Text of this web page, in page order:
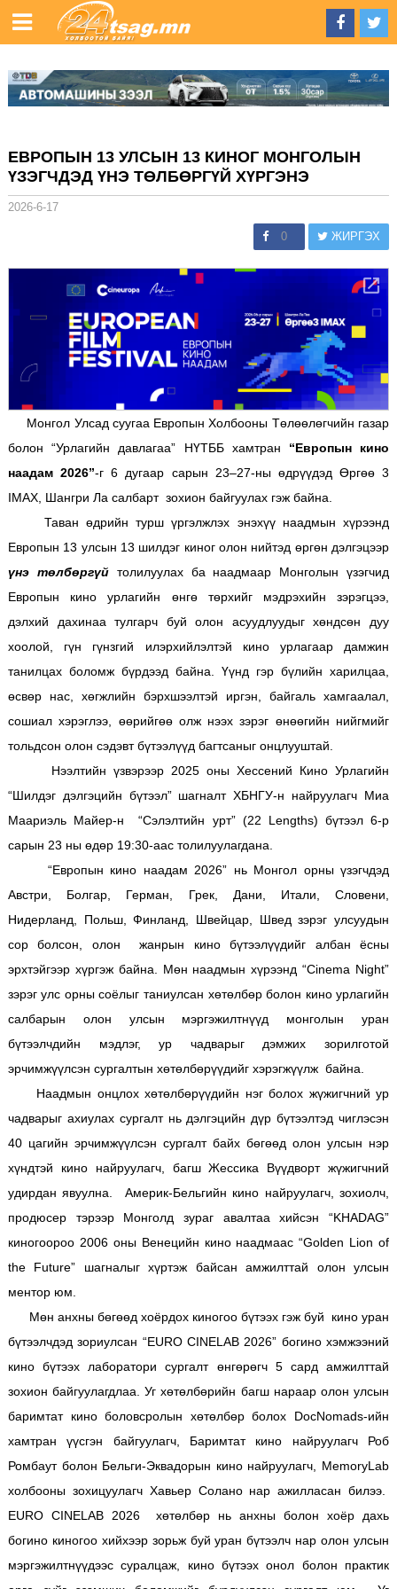
ЕВРОПЫН 13 УЛСЫН 13 КИНОГ МОНГОЛЫН
ҮЗЭГЧДЭД ҮНЭ ТӨЛБӨРГҮЙ ХҮРГЭНЭ
2026-6-17
0 ЖИРГЭХ
Монгол Улсад суугаа Европын Холбооны Төлөөлөгчийн газар
болон “Урлагийн давлагаа” НҮТББ хамтран “Европын кино
наадам 2026”-г 6 дугаар сарын 23–27-ны өдрүүдэд Өргөө 3
IMAX, Шангри Ла салбарт зохион байгуулах гэж байна.
Таван өдрийн турш үргэлжлэх энэхүү наадмын хүрээнд
Европын 13 улсын 13 шилдэг киног олон нийтэд өргөн дэлгэцээр
үнэ төлбөргүй толилуулах ба наадмаар Монголын үзэгчид
Европын кино урлагийн өнгө төрхийг мэдрэхийн зэрэгцээ,
дэлхий дахинаа тулгарч буй олон асуудлуудыг хөндсөн дуу
хоолой, гүн гүнзгий илэрхийлэлтэй кино урлагаар дамжин
танилцах боломж бүрдээд байна. Үүнд гэр бүлийн харилцаа,
өсвөр нас, хөгжлийн бэрхшээлтэй иргэн, байгаль хамгаалал,
сошиал хэрэглээ, өөрийгөө олж нээх зэрэг өнөөгийн нийгмийг
тольдсон олон сэдэвт бүтээлүүд багтсаныг онцлууштай.
Нээлтийн үзвэрээр 2025 оны Хессений Кино Урлагийн
“Шилдэг дэлгэцийн бүтээл” шагналт ХБНГУ-н найруулагч Миа
Маариэль Майер-н “Сэлэлтийн урт” (22 Lengths) бүтээл 6-р
сарын 23 ны өдөр 19:30-аас толилуулагдана.
“Европын кино наадам 2026” нь Монгол орны үзэгчдэд
Австри,
Болгар, Герман, Грек, Дани, Итали, Словени,
Нидерланд, Польш, Финланд, Швейцар, Швед зэрэг улсуудын
сор болсон, олон жанрын кино бүтээлүүдийг албан ёсны
эрхтэйгээр хүргэж байна. Мөн наадмын хүрээнд “Cinema Night”
зэрэг улс орны соёлыг таниулсан хөтөлбөр болон кино урлагийн
салбарын олон улсын мэргэжилтнүүд монголын уран
бүтээлчдийн мэдлэг, ур чадварыг дэмжих зорилготой
эрчимжүүлсэн сургалтын хөтөлбөрүүдийг хэрэгжүүлж байна.
Наадмын онцлох хөтөлбөрүүдийн нэг болох жүжигчний ур
чадварыг ахиулах сургалт нь дэлгэцийн дүр бүтээлтэд чиглэсэн
40 цагийн эрчимжүүлсэн сургалт байх бөгөөд олон улсын нэр
хүндтэй кино найруулагч, багш Жессика Вүүдворт жүжигчний
удирдан явуулна. Америк-Бельгийн кино найруулагч, зохиолч,
продюсер тэрээр Монголд зураг авалтаа хийсэн “KHADAG”
киногоороо 2006 оны Венецийн кино наадмаас “Golden Lion of
the Future” шагналыг хүртэж байсан амжилттай олон улсын
ментор юм.
Мөн анхны бөгөөд хоёрдох киногоо бүтээх гэж буй кино уран
бүтээлчдэд зориулсан “EURO CINELAB 2026” богино хэмжээний
кино бүтээх лаборатори сургалт өнгөрөгч 5 сард амжилттай
зохион байгуулагдлаа. Уг хөтөлбөрийн багш нараар олон улсын
баримтат кино боловсролын хөтөлбөр болох DocNomads-ийн
хамтран үүсгэн байгуулагч, Баримтат кино найруулагч Роб
Ромбаут болон Бельги-Эквадорын кино найруулагч, MemoryLab
холбооны зохицуулагч Хавьер Солано нар ажилласан билээ.
EURO CINELAB 2026 хөтөлбөр нь анхны болон хоёр дахь
богино киногоо хийхээр зорьж буй уран бүтээлч нар олон улсын
мэргэжилтнүүдээс суралцаж, кино бүтээх онол болон практик